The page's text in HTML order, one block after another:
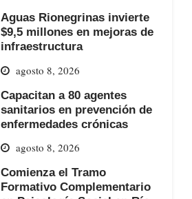
Aguas Rionegrinas invierte
$9,5 millones en mejoras de
infraestructura
agosto 8, 2026
Capacitan a 80 agentes
sanitarios en prevención de
enfermedades crónicas
agosto 8, 2026
Comienza el Tramo
Formativo Complementario